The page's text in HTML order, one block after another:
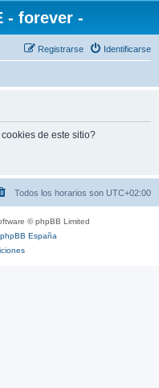
- forever -
Identificarse
Registrarse
de este sitio?
Todos los horarios son UTC+02:00
© phpBB Limited
phpBB España